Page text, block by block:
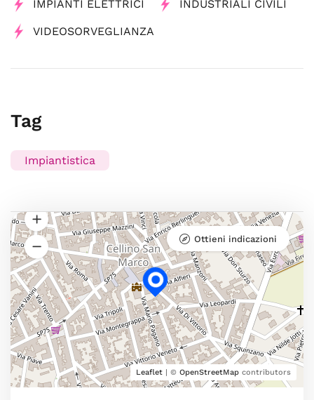
IMPIANTI ELETTRICI INDUSTRIALI CIVILI
VIDEOSORVEGLIANZA
Tag
Impiantistica
Leaflet | © OpenStreetMap contributors
Ottieni indicazioni